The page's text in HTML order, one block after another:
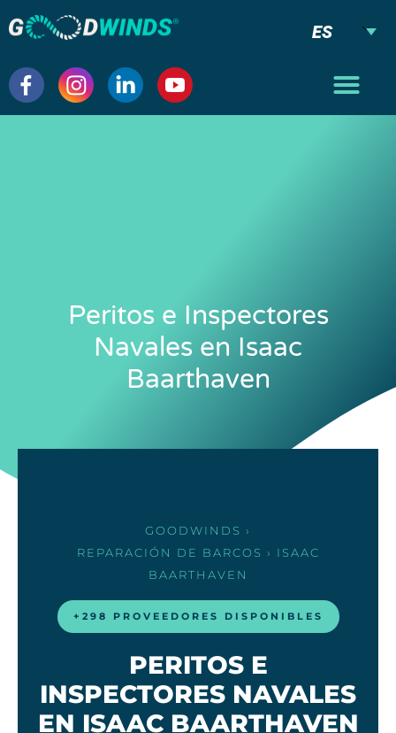
ES
Peritos e Inspectores
Navales en Isaac
Baarthaven
GOODWINDS ›
REPARACIÓN DE BARCOS › ISAAC
BAARTHAVEN
+298 PROVEEDORES DISPONIBLES
PERITOS E
INSPECTORES NAVALES
EN ISAAC BAARTHAVEN